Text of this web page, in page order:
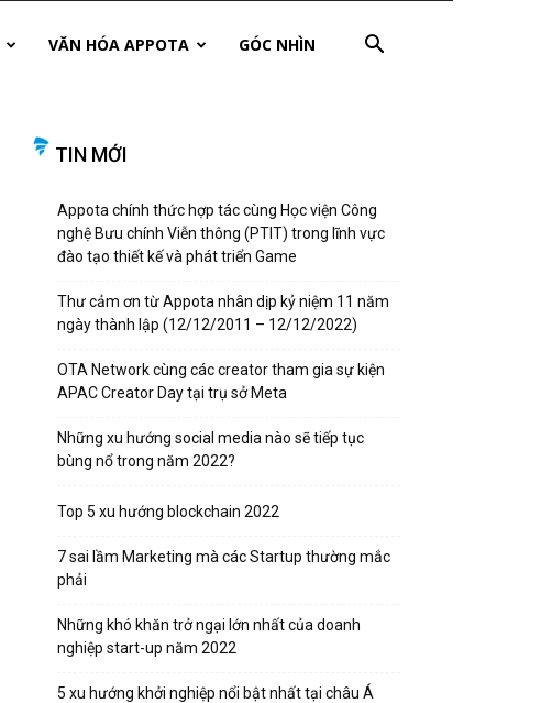
VĂN HÓA APPOTA GÓC NHÌN
TIN MỚI
Appota chính thức hợp tác cùng Học viện Công
nghệ Bưu chính Viễn thông (PTIT) trong lĩnh vực
đào tạo thiết kế và phát triển Game
Thư cảm ơn từ Appota nhân dịp kỷ niệm 11 năm
ngày thành lập (12/12/2011 – 12/12/2022)
OTA Network cùng các creator tham gia sự kiện
APAC Creator Day tại trụ sở Meta
Những xu hướng social media nào sẽ tiếp tục
bùng nổ trong năm 2022?
Top 5 xu hướng blockchain 2022
7 sai lầm Marketing mà các Startup thường mắc
phải
Những khó khăn trở ngại lớn nhất của doanh
nghiệp start-up năm 2022
5 xu hướng khởi nghiệp nổi bật nhất tại châu Á